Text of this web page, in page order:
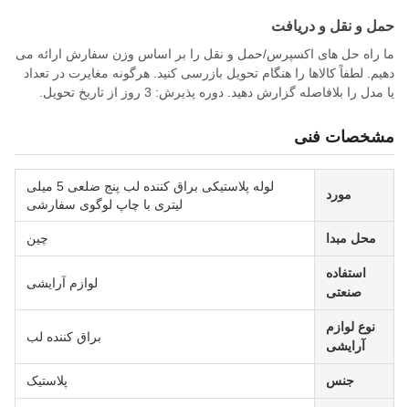
حمل و نقل و دریافت
ما راه حل های اکسپرس/حمل و نقل را بر اساس وزن سفارش ارائه می
دهیم. لطفاً کالاها را هنگام تحویل بازرسی کنید. هرگونه مغایرت در تعداد
یا مدل را بلافاصله گزارش دهید. دوره پذیرش: 3 روز از تاریخ تحویل.
مشخصات فنی
مورد
لوله پلاستیکی براق کننده لب پنج ضلعی 5 میلی
لیتری با چاپ لوگوی سفارشی
محل مبدا چین
استفاده
صنعتی
لوازم آرایشی
نوع لوازم
آرایشی
براق کننده لب
جنس پلاستیک